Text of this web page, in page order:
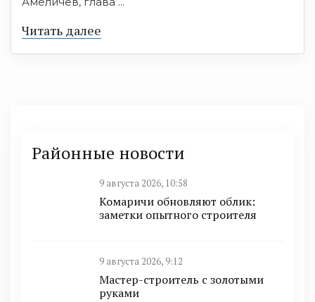
Читать далее
Районные новости
9 августа 2026, 10:58
Комаричи обновляют облик:
заметки опытного строителя
9 августа 2026, 9:12
Мастер-строитель с золотыми
руками